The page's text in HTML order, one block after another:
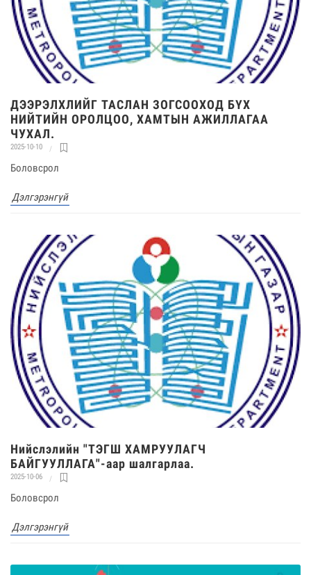
ДЭЭРЭЛХЛИЙГ ТАСЛАН ЗОГСООХОД БҮХ
НИЙТИЙН ОРОЛЦОО, ХАМТЫН АЖИЛЛАГАА
ЧУХАЛ.
2025-10-10
Боловсрол
Дэлгэрэнгүй
Нийслэлийн "ТЭГШ ХАМРУУЛАГЧ
БАЙГУУЛЛАГА"-аар шалгарлаа.
2025-10-06
Боловсрол
Дэлгэрэнгүй